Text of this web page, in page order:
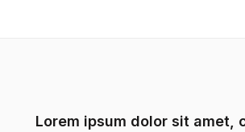
Lorem ipsum dolor sit amet,